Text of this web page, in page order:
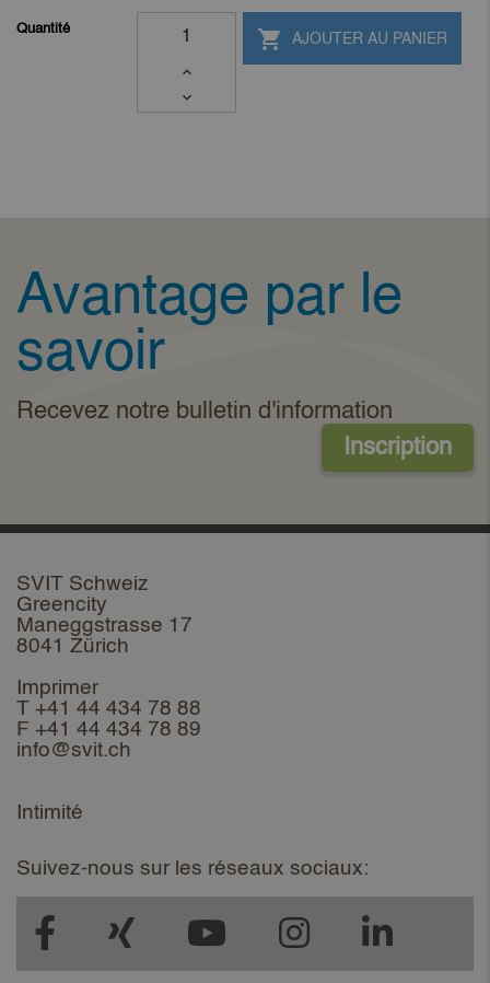
Quantité  AJOUTER AU PANIER
Avantage par le
savoir
Recevez notre bulletin d'information
Inscription
SVIT Schweiz
Greencity
Maneggstrasse 17
8041 Zürich
Imprimer
T +41 44 434 78 88
F +41 44 434 78 89
info@svit.ch
Intimité
Suivez-nous sur les réseaux sociaux: